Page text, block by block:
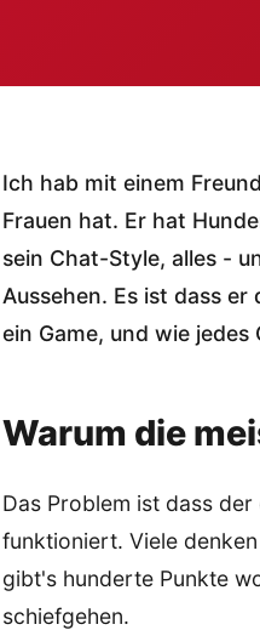
Ich hab mit einem
Frauen hat. Er hat
sein Chat-Style, alles -
Aussehen. Es ist dass
ein Game, und wie jedes
Warum die
Das Problem ist dass
funktioniert. Viele
gibt's hunderte Punkte
schiefgehen.